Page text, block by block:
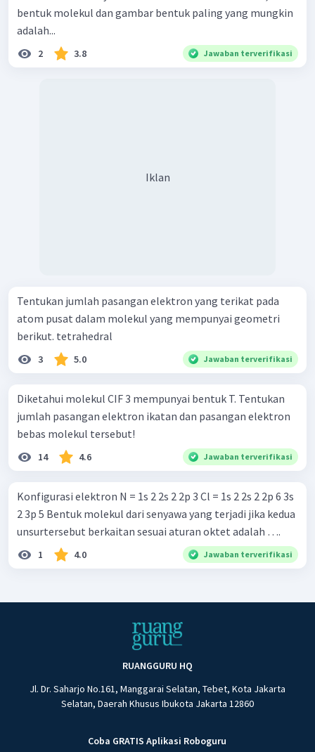
bentuk molekul dan gambar bentuk paling yang mungkin
adalah...
2 3.8 Jawaban terverifikasi
Iklan
Tentukan jumlah pasangan elektron yang terikat pada
atom pusat dalam molekul yang mempunyai geometri
berikut. tetrahedral
3 5.0 Jawaban terverifikasi
Diketahui molekul CIF 3 mempunyai bentuk T. Tentukan
jumlah pasangan elektron ikatan dan pasangan elektron
bebas molekul tersebut!
14 4.6 Jawaban terverifikasi
Konfigurasi elektron N = 1s 2 2s 2 2p 3 Cl = 1s 2 2s 2 2p 6 3s
2 3p 5 Bentuk molekul dari senyawa yang terjadi jika kedua
unsurtersebut berkaitan sesuai aturan oktet adalah ….
1 4.0 Jawaban terverifikasi
RUANGGURU HQ
Jl. Dr. Saharjo No.161, Manggarai Selatan, Tebet, Kota Jakarta
Selatan, Daerah Khusus Ibukota Jakarta 12860
Coba GRATIS Aplikasi Roboguru